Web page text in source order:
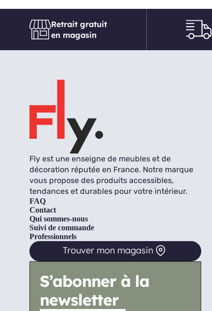
Retrait gratuit
en magasin
Fly est une enseigne de meubles et de
décoration réputée en France. Notre marque
vous propose des produits accessibles,
tendances et durables pour votre intérieur.
FAQ
Contact
Qui sommes-nous
Suivi de commande
Professionnels
Trouver mon magasin
S’abonner à la
newsletter